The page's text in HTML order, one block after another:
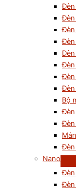
Đèn
Đèn
Đèn
Đèn
Đèn
Đèn
Đèn
Đèn
Bộ
Nano
Đèn
Đèn